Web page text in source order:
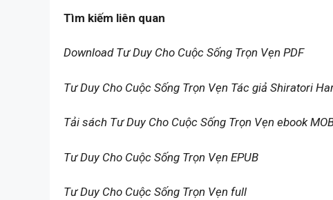
Tìm kiếm liên quan
Download Tư Duy Cho Cuộc Sống Trọn Vẹn PDF
Tư Duy Cho Cuộc Sống Trọn Vẹn Tác giả Shiratori
Tải sách Tư Duy Cho Cuộc Sống Trọn Vẹn ebook
Tư Duy Cho Cuộc Sống Trọn Vẹn EPUB
Tư Duy Cho Cuộc Sống Trọn Vẹn full